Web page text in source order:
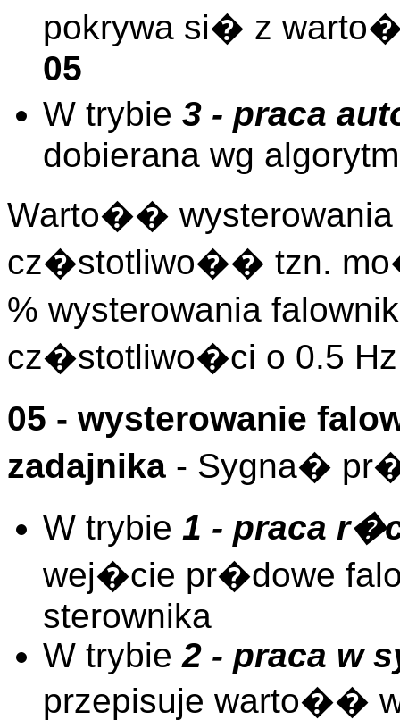
pokrywa si� z
05
W trybie 3 - praca
dobierana wg
Warto��
cz�stotliwo�� tzn.
% wysterowania
cz�stotliwo�ci o 0.5
05 - wysterowanie
zadajnika - Sygna�
W trybie 1 - praca
wej�cie pr�dowe
sterownika
W trybie2 - praca w
przepisuje warto��